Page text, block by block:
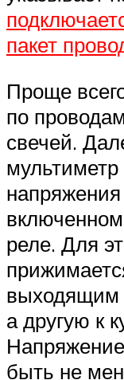
пакет
Проще
по
свечей.
реле. Для
выходящим
а другую к
быть не